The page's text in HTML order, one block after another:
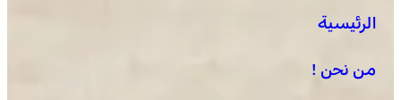
الرئيسية
من نحن !